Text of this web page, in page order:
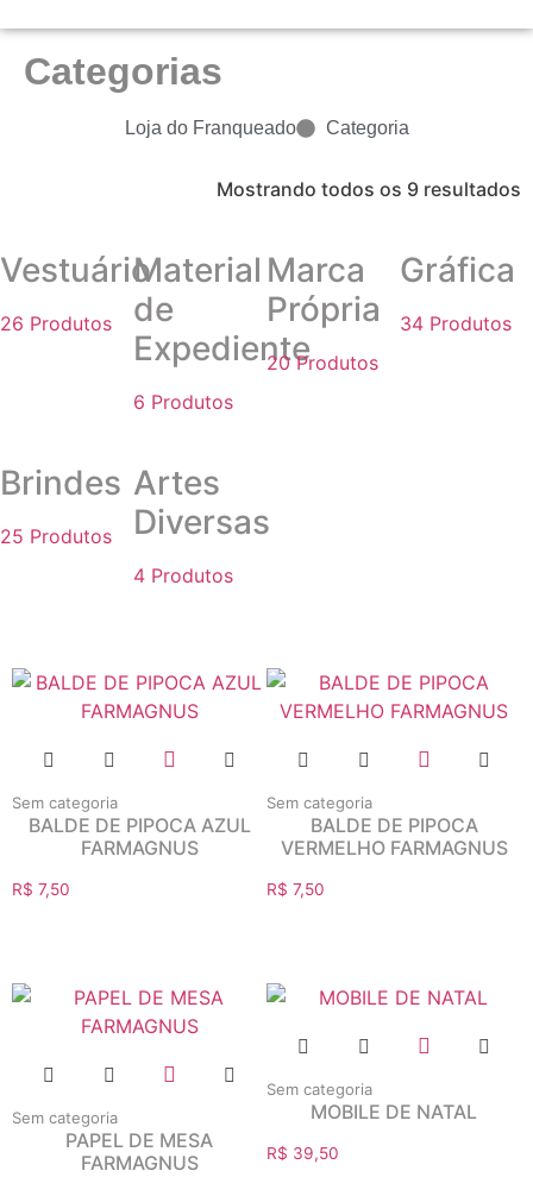
Categorias
Loja do Franqueado Categoria
Mostrando todos os 9 resultados
Vestuário
26 Produtos
Material
de
Expediente
6 Produtos
Marca
Própria
20 Produtos
Gráfica
34 Produtos
Brindes
25 Produtos
Artes
Diversas
4 Produtos
Sem categoria
BALDE DE PIPOCA AZUL
FARMAGNUS
R$ 7,50
Sem categoria
BALDE DE PIPOCA
VERMELHO FARMAGNUS
R$ 7,50
Sem categoria
PAPEL DE MESA
FARMAGNUS
Sem categoria
MOBILE DE NATAL
R$ 39,50